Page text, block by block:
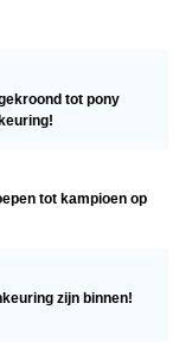
tot pony
tot kampioen op
zijn binnen!